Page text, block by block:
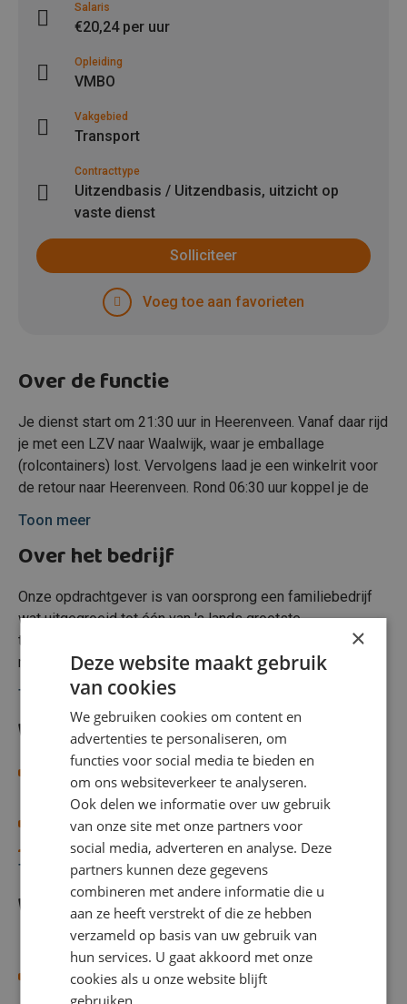
Salaris
€20,24 per uur
Opleiding
VMBO
Vakgebied
Transport
Contracttype
Uitzendbasis / Uitzendbasis, uitzicht op
vaste dienst
Solliciteer
Voeg toe aan favorieten
Over de functie
Je dienst start om 21:30 uur in Heerenveen. Vanaf daar rijd
je met een LZV naar Waalwijk, waar je emballage
(rolcontainers) lost. Vervolgens laad je een winkelrit voor
de retour naar Heerenveen. Rond 06:30 uur koppel je de
een aantal adressen lossen in de regio. Je eindigt de
werkdag rond 10:30 uur weer op de standplaats.
beschikbaar met een trekker-oplegger. Hierbij rij je na het
laden in Waalwijk direct naar winkels in Noordoost-
Nederland, zonder tussentijds af te koppelen in
Heerenveen.
Toon meer
Over het bedrijf
Onze opdrachtgever is van oorsprong een familiebedrijf
wat uitgegroeid tot één van 's lands grootste
transporteurs. Deze achtergrond kom je ook tegen in hoe
men met elkaar omgaat en dat dat jij als mens centraal
staat. Door de vele verschillende soorten transport is het
bieden.
Toon meer
Wat wij vragen
Jij hebt een geldig CE-rijbewijs, LZV- certificaat en
beschikt over een geldige code 95
Jij spreekt Nederlands en/of Engels
Je hebt ervaring met het rijden met een LZV
Jij bent flexibiliteit ten aanzien van werktijden,
inclusief werken in het weekend en op feestdagen
Jij bent stressbestendig en hebt een
probleemoplossend vermogen
Toon meer
Wat wij bieden
Je ontvangt een salaris tot maximaal €19,46 per uur
(salarisschaal D6) afhankelijk van ervaring
×
Deze website maakt gebruik
van cookies
We gebruiken cookies om content en
advertenties te personaliseren, om
functies voor social media te bieden en
om ons websiteverkeer te analyseren.
Ook delen we informatie over uw gebruik
van onze site met onze partners voor
social media, adverteren en analyse. Deze
partners kunnen deze gegevens
combineren met andere informatie die u
aan ze heeft verstrekt of die ze hebben
verzameld op basis van uw gebruik van
hun services. U gaat akkoord met onze
cookies als u onze website blijft
gebruiken.